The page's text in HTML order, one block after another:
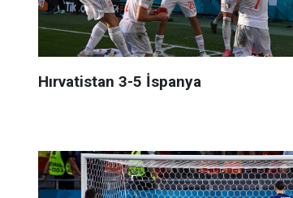
Hırvatistan 3-5 İspanya